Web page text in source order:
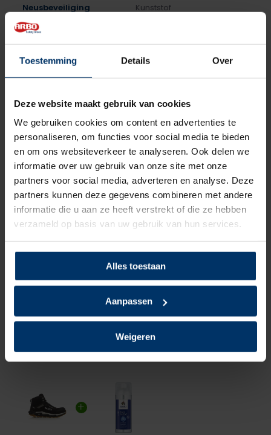
Toestemming Details Over
Deze website maakt gebruik van cookies
We gebruiken cookies om content en advertenties te
personaliseren, om functies voor social media te bieden
en om ons websiteverkeer te analyseren. Ook delen we
informatie over uw gebruik van onze site met onze
partners voor social media, adverteren en analyse. Deze
partners kunnen deze gegevens combineren met andere
informatie die u aan ze heeft verstrekt of die ze hebben
verzameld op basis van uw gebruik van hun services.
Alles toestaan
Aanpassen
Weigeren
Neusbeveiliging Kunststof
Zoolbeveiliging
Zoolmateriaal Rubber/EVA
Overige specificaties ESD, Antistatisch, Metaalvrij
Zwart
Beoordelingen
Gebaseerd op 0 beoordeling(en)
Schrijf je eigen review